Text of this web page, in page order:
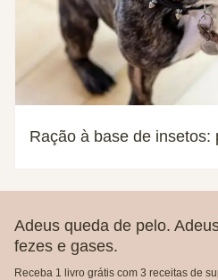
Ração à base de insetos:
Adeus queda de pelo.
fezes e gases.
Receba 1 livro grátis com 3 receitas de